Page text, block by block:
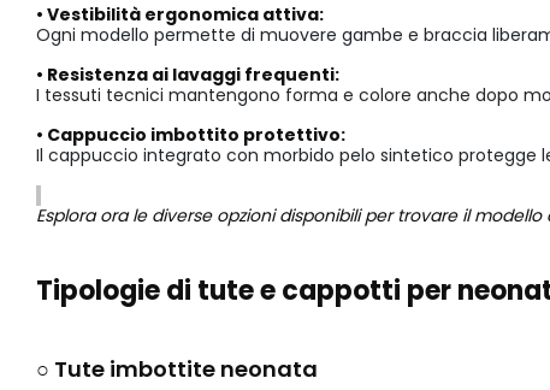
• Vestibilità ergonomica attiva:
Ogni modello permette di muovere gambe e braccia
• Resistenza ai lavaggi frequenti:
I tessuti tecnici mantengono forma e colore anche dopo
• Cappuccio imbottito protettivo:
Il cappuccio integrato con morbido pelo sintetico
Esplora ora le diverse opzioni disponibili per trovare il
Tipologie di tute e cappotti per
○ Tute imbottite neonata